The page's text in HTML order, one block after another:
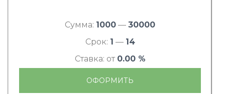
Сумма: 1000 — 30000
Срок: 1 — 14
Ставка: от 0.00 %
ОФОРМИТЬ